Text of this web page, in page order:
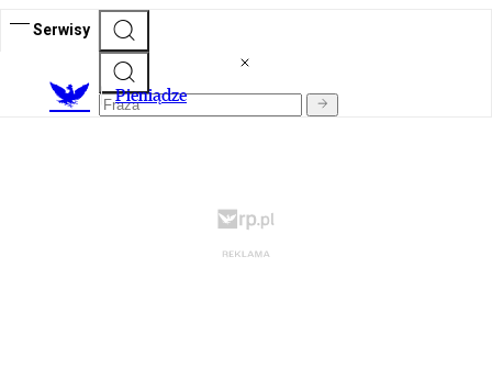
Serwisy
Pieniądze